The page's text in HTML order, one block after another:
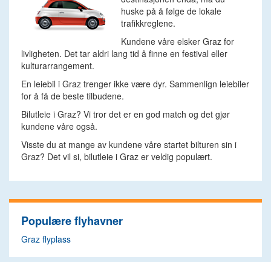
huske på å følge de lokale
trafikkreglene.
Kundene våre elsker Graz for
livligheten. Det tar aldri lang tid å finne en festival eller
kulturarrangement.
En leiebil i Graz trenger ikke være dyr. Sammenlign leiebiler
for å få de beste tilbudene.
Bilutleie i Graz? Vi tror det er en god match og det gjør
kundene våre også.
Visste du at mange av kundene våre startet bilturen sin i
Graz? Det vil si, bilutleie i Graz er veldig populært.
Populære flyhavner
Graz flyplass